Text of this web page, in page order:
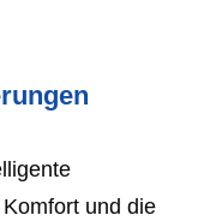
und die